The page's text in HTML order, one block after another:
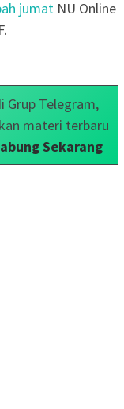
jumat NU Online
Grup Telegram,
materi terbaru
Sekarang